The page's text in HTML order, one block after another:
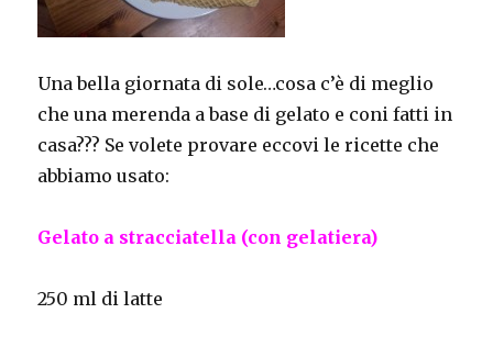
Una bella giornata di sole…cosa c’è di meglio
che una merenda a base di gelato e coni fatti in
casa??? Se volete provare eccovi le ricette che
abbiamo usato:
Gelato a stracciatella (con gelatiera)
250 ml di latte